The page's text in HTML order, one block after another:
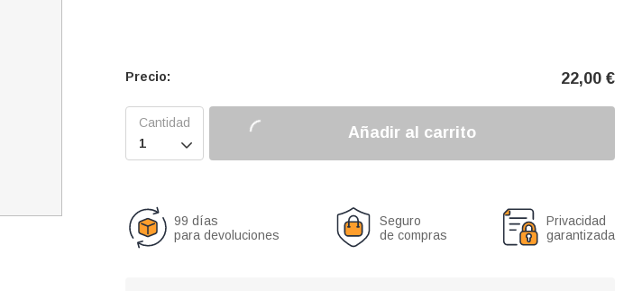
Precio: 22,00 €

Añadir al carrito
99 días
para devoluciones
Seguro
de compras
Privacidad
garantizada